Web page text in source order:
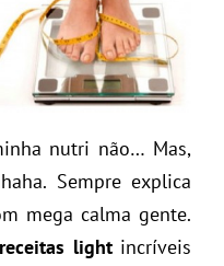
nutri não… Mas,
Sempre explica
mega calma gente.
receitas lightincríveis